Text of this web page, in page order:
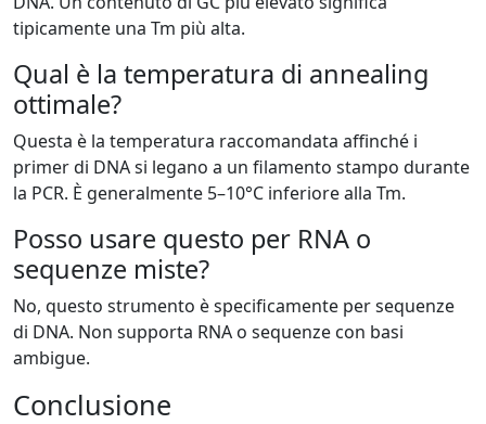
tipicamente una Tm più alta.
Qual è la temperatura di annealing
ottimale?
Questa è la temperatura raccomandata affinché i
primer di DNA si legano a un filamento stampo durante
la PCR. È generalmente 5–10°C inferiore alla Tm.
Posso usare questo per RNA o
sequenze miste?
No, questo strumento è specificamente per sequenze
di DNA. Non supporta RNA o sequenze con basi
ambigue.
Conclusione